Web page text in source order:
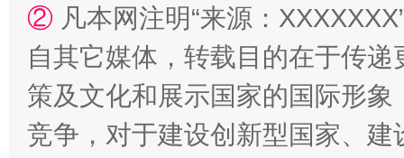
漫山遍野的桃花与雪山、麦地、白藏房
② 凡本网注明“来源：
自其它媒体，转载目的在于传
策及文化和展示国家的国际形
竞争，对于建设创新型国家、